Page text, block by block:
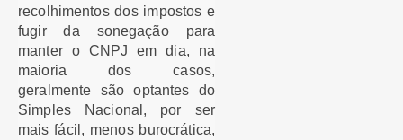
recolhimentos dos impostos e
fugir da sonegação para
manter o CNPJ em dia, na
maioria dos casos,
geralmente são optantes do
Simples Nacional, por ser
mais fácil, menos burocrática,